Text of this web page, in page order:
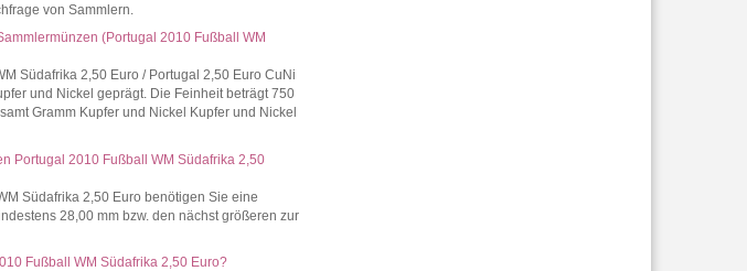
von Sammlern.
(Portugal 2010 Fußball WM
Südafrika 2,50 Euro / Portugal 2,50 Euro CuNi
und Nickel geprägt. Die Feinheit beträgt 750
Gramm Kupfer und Nickel Kupfer und Nickel
Portugal 2010 Fußball WM Südafrika 2,50
Südafrika 2,50 Euro benötigen Sie eine
28,00 mm bzw. den nächst größeren zur
Fußball WM Südafrika 2,50 Euro?